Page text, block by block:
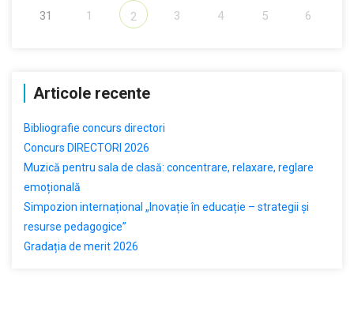
31 1 2 3 4 5 6
Articole recente
Bibliografie concurs directori
Concurs DIRECTORI 2026
Muzică pentru sala de clasă: concentrare, relaxare, reglare
emoțională
Simpozion internațional „Inovație în educație – strategii și
resurse pedagogice”
Gradația de merit 2026